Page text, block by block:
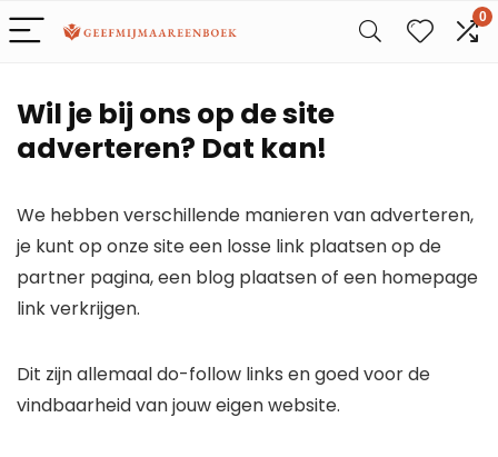
0
Wil je bij ons op de site
adverteren? Dat kan!
We hebben verschillende manieren van adverteren,
je kunt op onze site een losse link plaatsen op de
partner pagina, een blog plaatsen of een homepage
link verkrijgen.
Dit zijn allemaal do-follow links en goed voor de
vindbaarheid van jouw eigen website.